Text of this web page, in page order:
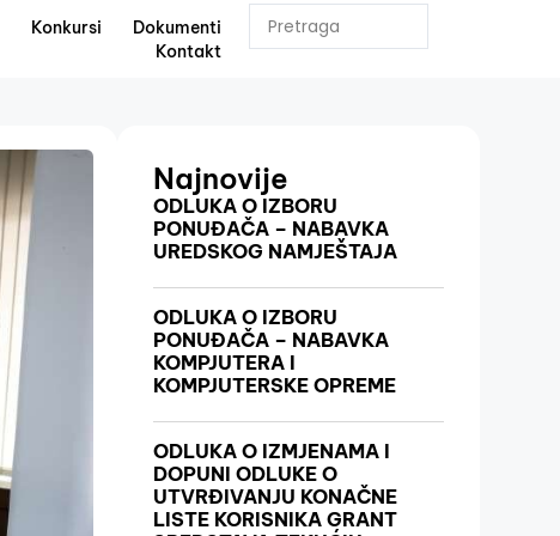
Konkursi
Dokumenti
Kontakt
Najnovije
ODLUKA O IZBORU
PONUĐAČA – NABAVKA
UREDSKOG NAMJEŠTAJA
ODLUKA O IZBORU
PONUĐAČA – NABAVKA
KOMPJUTERA I
KOMPJUTERSKE OPREME
ODLUKA O IZMJENAMA I
DOPUNI ODLUKE O
UTVRĐIVANJU KONAČNE
LISTE KORISNIKA GRANT